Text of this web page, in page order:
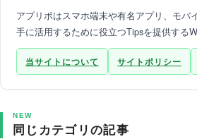
アプリポはスマホ端末や有名アプリ、モバ
手に活用するために役立つTipsを提供する
当サイトについて サイトポリシー
NEW
同じカテゴリの記事